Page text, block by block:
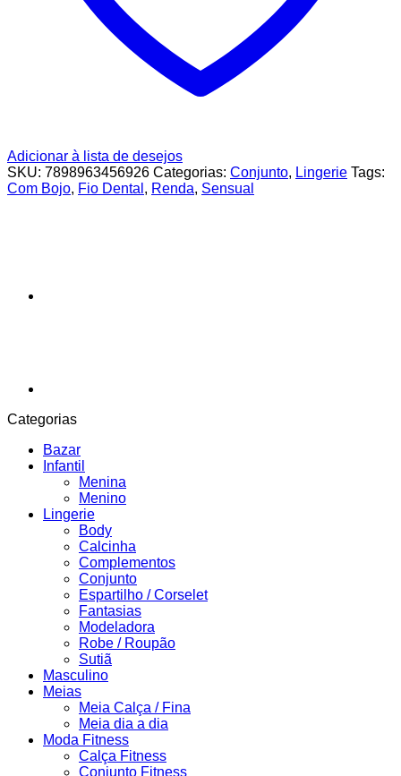
Adicionar à lista de desejos
SKU: 7898963456926 Categorias: Conjunto, Lingerie Tags:
Com Bojo, Fio Dental , Renda, Sensual
Categorias
Bazar
Infantil
Menina
Menino
Lingerie
Body
Calcinha
Complementos
Conjunto
Espartilho / Corselet
Fantasias
Modeladora
Robe / Roupão
Sutiã
Masculino
Meias
Meia Calça / Fina
Meia dia a dia
Moda Fitness
Calça Fitness
Conjunto Fitness